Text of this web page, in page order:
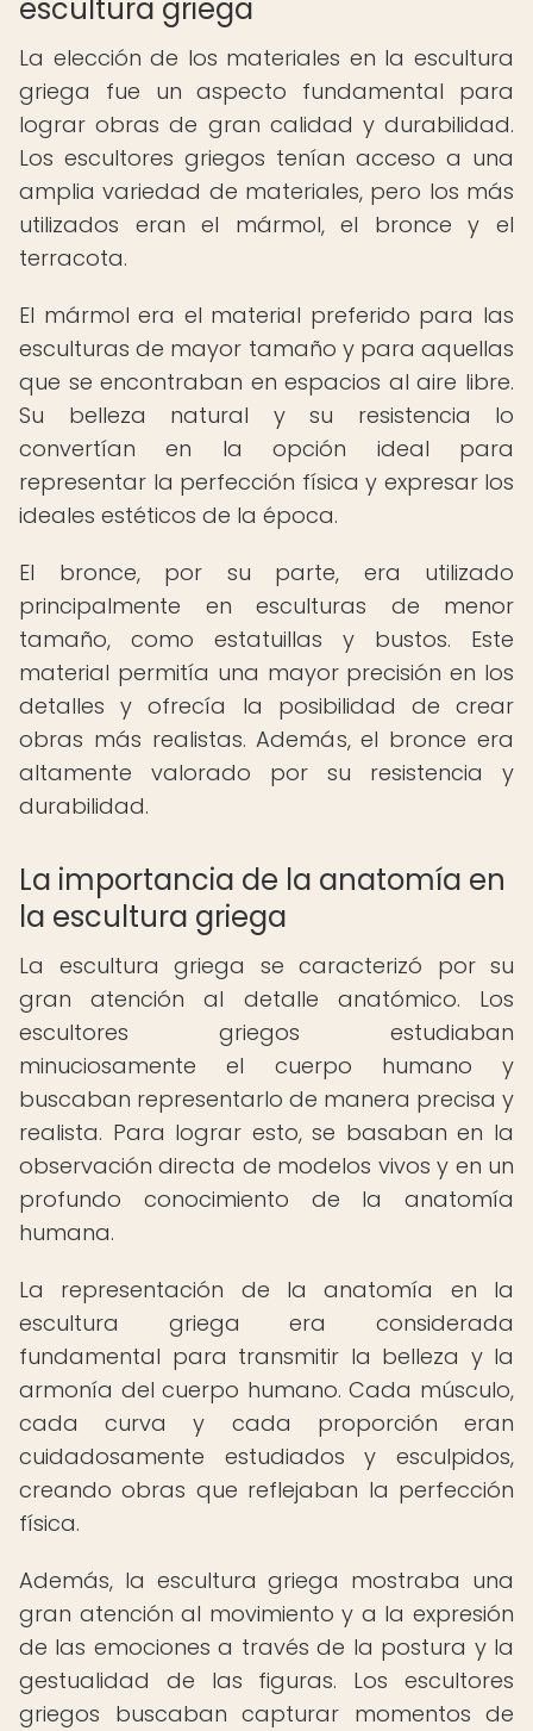
escultura griega
La elección de los materiales en la escultura
griega fue un aspecto fundamental para
lograr obras de gran calidad y durabilidad.
Los escultores griegos tenían acceso a una
amplia variedad de materiales, pero los más
utilizados eran el mármol, el bronce y el
terracota.
El mármol era el material preferido para las
esculturas de mayor tamaño y para aquellas
que se encontraban en espacios al aire libre.
Su belleza natural y su resistencia lo
convertían en la opción ideal para
representar la perfección física y expresar los
ideales estéticos de la época.
El bronce, por su parte, era utilizado
principalmente en esculturas de menor
tamaño, como estatuillas y bustos. Este
material permitía una mayor precisión en los
detalles y ofrecía la posibilidad de crear
obras más realistas. Además, el bronce era
altamente valorado por su resistencia y
durabilidad.
La importancia de la anatomía en
la escultura griega
La escultura griega se caracterizó por su
gran atención al detalle anatómico. Los
escultores griegos estudiaban
minuciosamente el cuerpo humano y
buscaban representarlo de manera precisa y
realista. Para lograr esto, se basaban en la
observación directa de modelos vivos y en un
profundo conocimiento de la anatomía
humana.
La representación de la anatomía en la
escultura griega era considerada
fundamental para transmitir la belleza y la
armonía del cuerpo humano. Cada músculo,
cada curva y cada proporción eran
cuidadosamente estudiados y esculpidos,
creando obras que reflejaban la perfección
física.
Además, la escultura griega mostraba una
gran atención al movimiento y a la expresión
de las emociones a través de la postura y la
gestualidad de las figuras. Los escultores
griegos buscaban capturar momentos de